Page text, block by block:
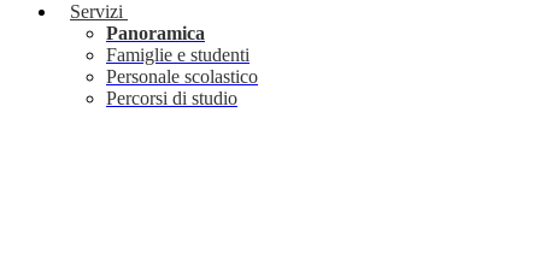
Servizi
Panoramica
Famiglie e studenti
Personale scolastico
Percorsi di studio